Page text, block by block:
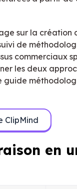
sur la création
de
commerciaux
les deux
guide
ClipMind
en